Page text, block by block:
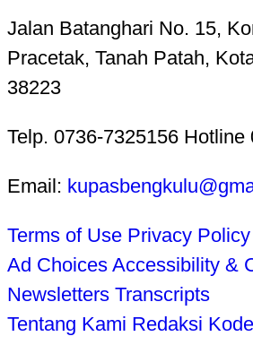
Jalan Batanghari No. 15,
Pracetak, Tanah Patah,
38223
Telp. 0736-7325156 Hotline
Email:
Terms of Use Privacy Policy
Ad Choices Accessibility &
Newsletters Transcripts
Tentang Kami Redaksi